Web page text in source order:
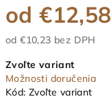
od€12,58
od€10,23 bez DPH
cena:
Zvoľte variant
Možnosti doručenia
Kód: Zvoľte variant